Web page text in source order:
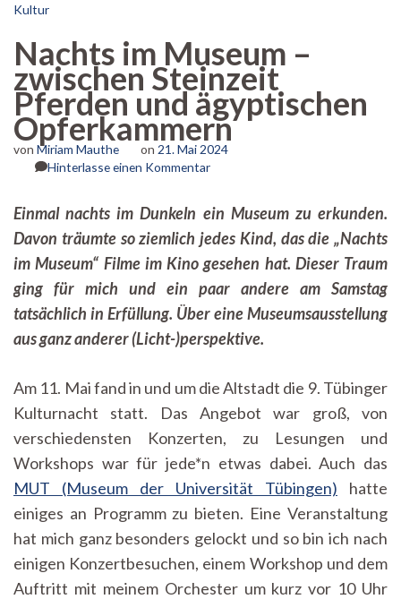
Kultur
Nachts im Museum –
zwischen Steinzeit
Pferden und ägyptischen
Opferkammern
von Miriam Mauthe on 21. Mai 2024
Hinterlasse einen Kommentarzu
Museum
–
zwischen
Steinzeit
Pferden
und
Opferkammern
Einmal nachts im Dunkeln ein Museum zu erkunden.
Davon träumte so ziemlich jedes Kind, das die „Nachts
im Museum“ Filme im Kino gesehen hat. Dieser Traum
ging für mich und ein paar andere am Samstag
tatsächlich in Erfüllung. Über eine Museumsausstellung
aus ganz anderer (Licht-)perspektive.
Am 11. Mai fand in und um die Altstadt die 9. Tübinger
Kulturnacht statt. Das Angebot war groß, von
verschiedensten Konzerten, zu Lesungen und
Workshops war für jede*n etwas dabei. Auch das
MUT (Museum der Universität Tübingen) hatte
einiges an Programm zu bieten. Eine Veranstaltung
hat mich ganz besonders gelockt und so bin ich nach
einigen Konzertbesuchen, einem Workshop und dem
Auftritt mit meinem Orchester um kurz vor 10 Uhr